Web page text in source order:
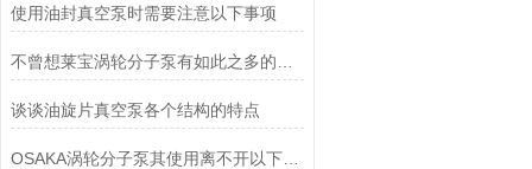
使用油封真空泵时需要注意以下事项
谈谈油旋片真空泵各个结构的特点
OSAKA涡轮分子泵其使用离不开以下步骤！